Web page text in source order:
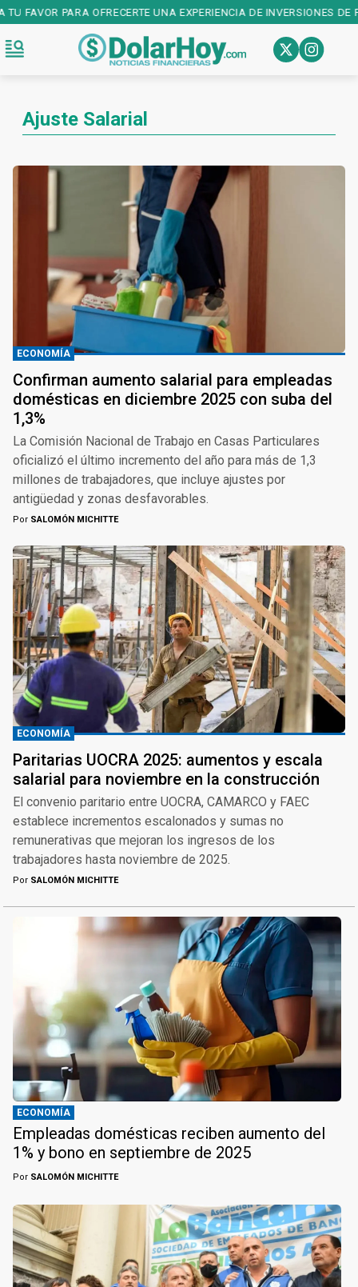
PARA OFRECERTE UNA EXPERIENCIA DE INVERSIONES DE
Ajuste Salarial
ECONOMÍA
Confirman aumento salarial para empleadas
domésticas en diciembre 2025 con suba del
1,3%
La Comisión Nacional de Trabajo en Casas Particulares
oficializó el último incremento del año para más de 1,3
millones de trabajadores, que incluye ajustes por
antigüedad y zonas desfavorables.
Por SALOMÓN MICHITTE
ECONOMÍA
Paritarias UOCRA 2025: aumentos y escala
salarial para noviembre en la construcción
El convenio paritario entre UOCRA, CAMARCO y FAEC
establece incrementos escalonados y sumas no
remunerativas que mejoran los ingresos de los
trabajadores hasta noviembre de 2025.
Por SALOMÓN MICHITTE
ECONOMÍA
Empleadas domésticas reciben aumento del
1% y bono en septiembre de 2025
Por SALOMÓN MICHITTE